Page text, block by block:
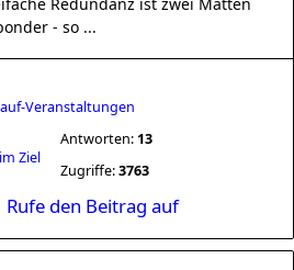
- so ...
Veranstaltungen
Ziel
Antworten: 13
Zugriffe:3763
Rufe den Beitrag auf